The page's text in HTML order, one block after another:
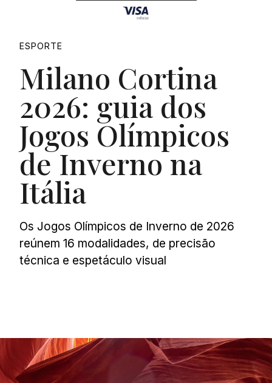
ESPORTE
Milano Cortina
2026: guia dos
Jogos Olímpicos
de Inverno na
Itália
Os Jogos Olímpicos de Inverno de 2026
reúnem 16 modalidades, de precisão
técnica e espetáculo visual